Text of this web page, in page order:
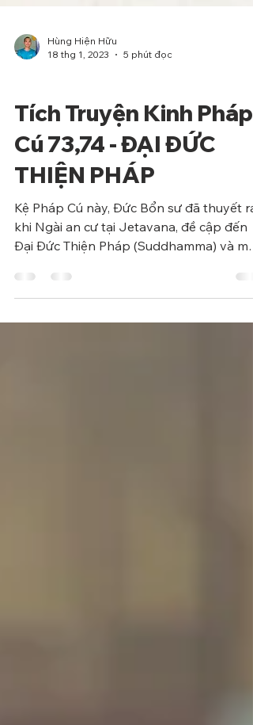
Phẩm Ngu
Tích Truyện Kinh Pháp
Cú 73,74 - ĐẠI ĐỨC
THIỆN PHÁP
Kệ Pháp Cú này, Đức Bổn sư đã thuyết ra
khi Ngài an cư tại Jetavana, đề cập đến
Đại Đức Thiện Pháp (Suddhamma) và một
cận sự nam.